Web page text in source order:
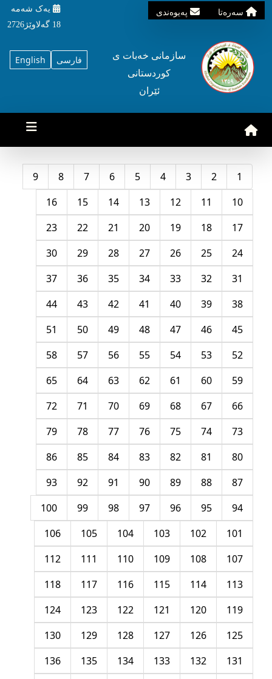
سه‌ره‌تا په‌یوه‌ندی
یه‌ک شه‌مه‌
18 گه‌لاوێژ2726
English فارسی
سازمانی خه‌بات ی
کوردستانی
ئێران
1
2
3
4
5
6
7
8
9
10
11
12
13
14
15
16
17
18
19
20
21
22
23
24
25
26
27
28
29
30
31
32
33
34
35
36
37
38
39
40
41
42
43
44
45
46
47
48
49
50
51
52
53
54
55
56
57
58
59
60
61
62
63
64
65
66
67
68
69
70
71
72
73
74
75
76
77
78
79
80
81
82
83
84
85
86
87
88
89
90
91
92
93
94
95
96
97
98
99
100
101
102
103
104
105
106
107
108
109
110
111
112
113
114
115
116
117
118
119
120
121
122
123
124
125
126
127
128
129
130
131
132
133
134
135
136